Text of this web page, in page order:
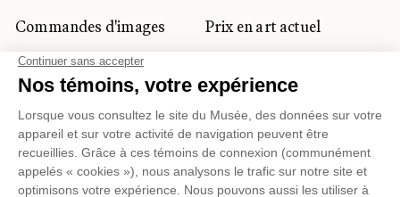
Commandes d'images
Prix en art actuel
Prix Lynne-Cohen
CLIENTÈLE CORPORATIVE
ET PRIVÉE
Location d'espaces
Activités corporatives